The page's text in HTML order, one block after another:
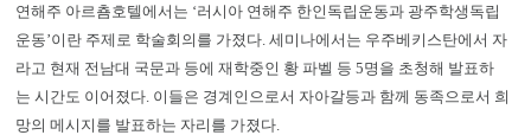
연해주 아르춈호텔에서는 ‘러시아 연해주 한인독립운동과 광주학생독립
운동’이란 주제로 학술회의를 가졌다. 세미나에서는 우주베키스탄에서 자
라고 현재 전남대 국문과 등에 재학중인 황 파벨 등 5명을 초청해 발표하
는 시간도 이어졌다. 이들은 경계인으로서 자아갈등과 함께 동족으로서 희
망의 메시지를 발표하는 자리를 가졌다.